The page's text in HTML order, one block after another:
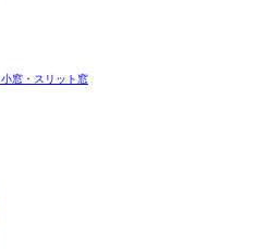
小窓・スリット窓